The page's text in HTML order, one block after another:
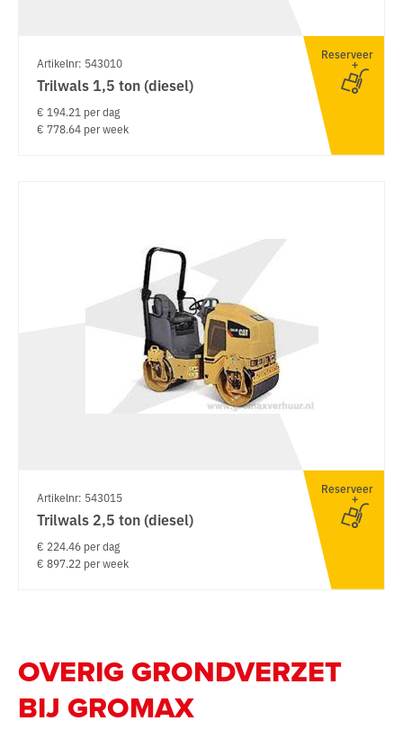
Artikelnr: 543010
Trilwals 1,5 ton (diesel)
€ 194.21 per dag
€ 778.64 per week
Reserveer
Artikelnr: 543015
Trilwals 2,5 ton (diesel)
€ 224.46 per dag
€ 897.22 per week
Reserveer
OVERIG GRONDVERZET
BIJ GROMAX